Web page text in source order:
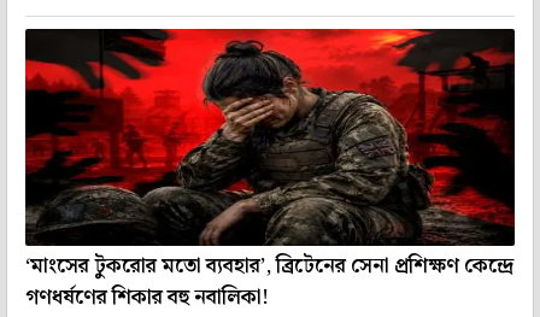
‘মাংসের টুকরোর মতো ব্যবহার’, ব্রিটেনের সেনা প্রশিক্ষণ কেন্দ্রে
গণধর্ষণের শিকার বহু নবালিকা!